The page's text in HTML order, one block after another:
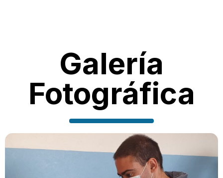
Galería
Fotográfica